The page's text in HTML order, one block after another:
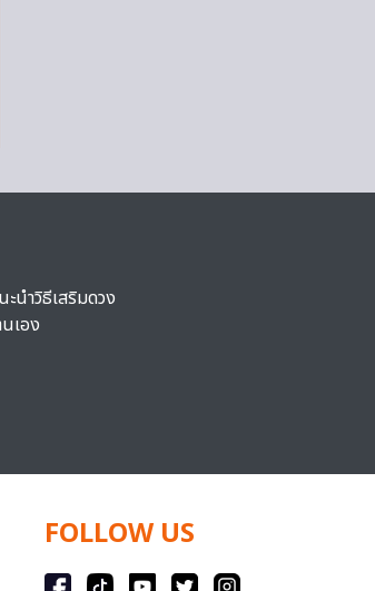
นำวิธีเสริมดวง
เอง
FOLLOW US